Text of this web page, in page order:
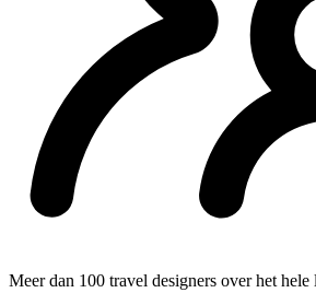
Meer dan 100 travel designers over het hele